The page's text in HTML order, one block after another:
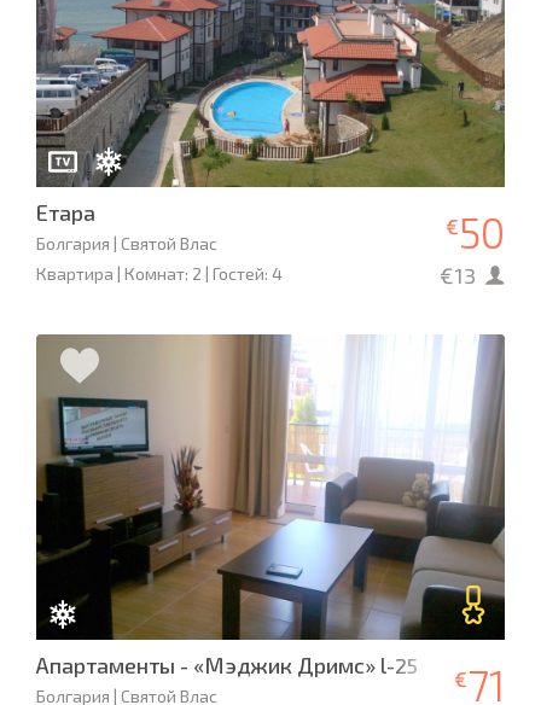
Етара
Болгария | Святой Влас
Квартира | Комнат: 2 | Гостей: 4
€50
€13
Апартаменты - «Мэджик Дримс» l-25
Болгария | Святой Влас
€71